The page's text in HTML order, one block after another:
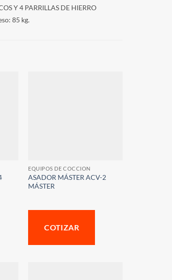
Y 4 PARRILLAS DE HIERRO
85 kg.
EQUIPOS DE COCCION
ASADOR MÁSTER ACV-2
MÁSTER
COTIZAR